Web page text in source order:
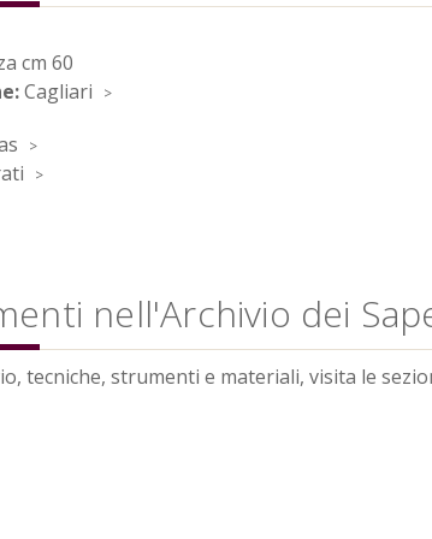
cm 60
Cagliari
nell'Archivio dei
tecniche, strumenti e materiali, visita le